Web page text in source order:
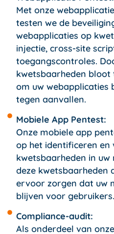
Met onze
testen we de
webapplicaties op
injectie, cross-site
toegangscontroles.
kwetsbaarheden bloot
om uw webapplicaties
tegen aanvallen.
Mobiele App Pentest:
Onze mobiele app
op het identificeren en
kwetsbaarheden in uw
deze kwetsbaarheden
ervoor zorgen dat uw
blijven voor gebruikers.
Compliance-audit:
Als onderdeel van